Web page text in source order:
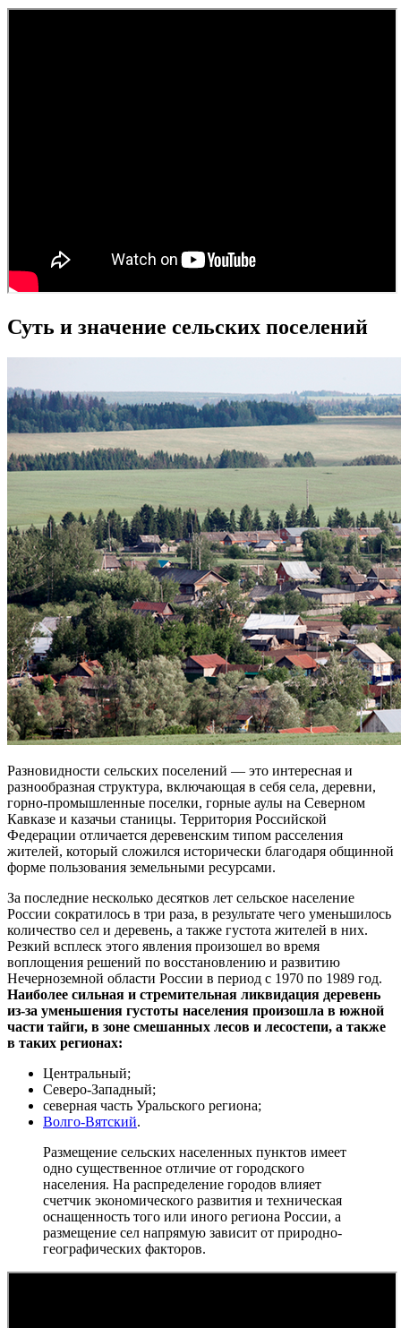
Суть и значение сельских поселений
Разновидности сельских поселений — это интересная и
разнообразная структура, включающая в себя села, деревни,
горно-промышленные поселки, горные аулы на Северном
Кавказе и казачьи станицы. Территория Российской
Федерации отличается деревенским типом расселения
жителей, который сложился исторически благодаря общинной
форме пользования земельными ресурсами.
За последние несколько десятков лет сельское население
России сократилось в три раза, в результате чего уменьшилось
количество сел и деревень, а также густота жителей в них.
Резкий всплеск этого явления произошел во время
воплощения решений по восстановлению и развитию
Нечерноземной области России в период с 1970 по 1989 год.
Наиболее сильная и стремительная ликвидация деревень
из-за уменьшения густоты населения произошла в южной
части тайги, в зоне смешанных лесов и лесостепи, а также
в таких регионах:
Центральный;
Северо-Западный;
северная часть Уральского региона;
Волго-Вятский.
Размещение сельских населенных пунктов имеет
одно существенное отличие от городского
населения. На распределение городов влияет
счетчик экономического развития и техническая
оснащенность того или иного региона России, а
размещение сел напрямую зависит от природно-
географических факторов.